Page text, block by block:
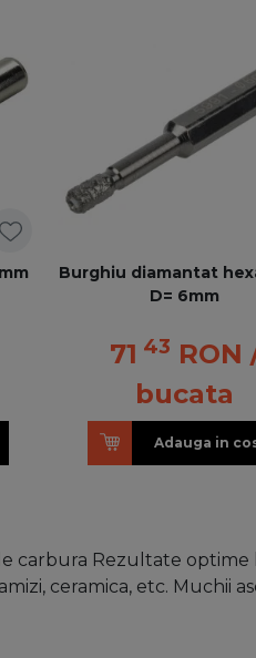
Burghiu diamantat
D= 6mm
71 43 RON
bucata
Adauga in
carbura Rezultate
ceramica, etc. Muchii